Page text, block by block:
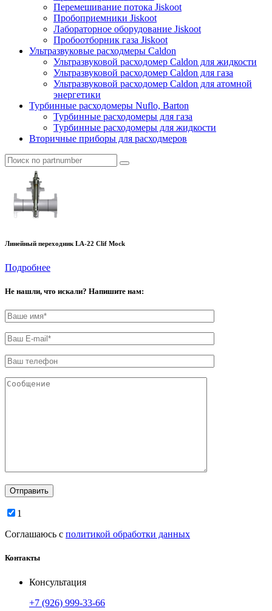
Перемешивание потока Jiskoot
Пробоприемники Jiskoot
Лабораторное оборудование Jiskoot
Пробоотборник газа Jiskoot
Ультразвуковые расходмеры Caldon
Ультразвуковой расходомер Caldon для жидкости
Ультразвуковой расходомер Caldon для газа
Ультразвуковой расходомер Caldon для атомной
энергетики
Турбинные расходомеры Nuflo, Barton
Турбинные расходомеры для газа
Турбинные расходомеры для жидкости
Вторичные приборы для расходмеров
Линейный переходник LA-22 Clif Mock
Подробнее
Не нашли, что искали? Напишите нам:
1
Соглашаюсь с политикой обработки данных
Контакты
Консультация
+7 (926) 999-33-66